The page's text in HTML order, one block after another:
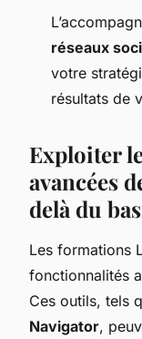
réseaux
votre
résultats de
Exploiter
avancées
delà du
Les formations
fonctionnalités
Ces outils, tels
Navigator,